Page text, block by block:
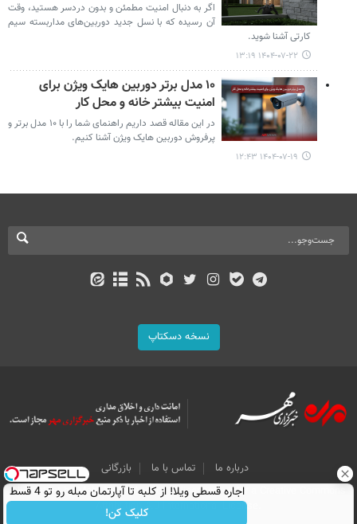
اگر به دنبال امنیت مطمئن و بدون دردسر هستید، وقت
آن رسیده که با نسل جدید دوربین‌های مداربسته سیم
کارتی آشنا شوید.
۱۴۰۴-۰۷-۲۲ ۱۳:۱۹
۱۰ مدل برتر دوربین هایک ویژن برای
امنیت بیشتر خانه و محل کار
در این مقاله قصد داریم راهنمای شما را با ۱۰ مدل برتر و
پرفروش دوربین هایک ویژن آشنا کنیم.
۱۴۰۴-۰۷-۱۹ ۱۲:۴۳
نسخه دسکتاپ
درباره ما تماس با ما
بازرگانی
All Content by Mehr News Agency is licensed under a Creative Commons
Attribution 4.0 International License.
اجاره‌ قسطی ویلا! از کلبه تا آپارتمان مبله رو تو 4 قسط
اجاره کن.
کلیک کن!